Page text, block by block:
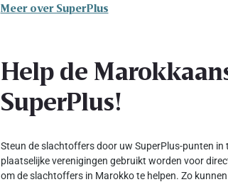
Meer over SuperPlus
Help de
SuperPlus!
Steun de slachtoffers door uw SuperPlus-punten in
plaatselijke verenigingen gebruikt worden voor
om de slachtoffers in Marokko te helpen. Zo